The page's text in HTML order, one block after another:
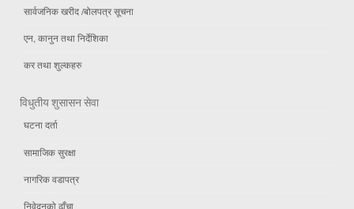
सार्वजनिक खरीद /बोलपत्र सूचना
एन, कानुन तथा निर्देशिका
कर तथा शुल्कहरु
विधुतीय शुसासन सेवा
घटना दर्ता
सामाजिक सुरक्षा
नागरिक वडापत्र
निवेदनको ढाँचा